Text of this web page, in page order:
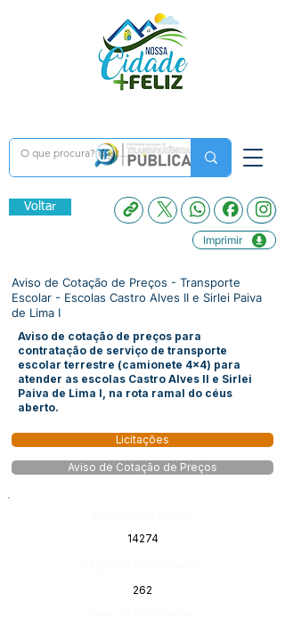
Voltar
Imprimir
Aviso de Cotação de Preços - Transporte
Escolar - Escolas Castro Alves II e Sirlei Paiva
de Lima I
Aviso de cotação de preços para
contratação de serviço de transporte
escolar terrestre (camionete 4x4) para
atender as escolas Castro Alves II e Sirlei
Paiva de Lima I, na rota ramal do céus
aberto.
Licitações
Aviso de Cotação de Preços
14274
262